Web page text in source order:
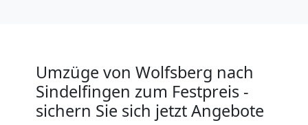
Umzüge von Wolfsberg nach
Sindelfingen zum Festpreis -
sichern Sie sich jetzt Angebote
Wolfsberg